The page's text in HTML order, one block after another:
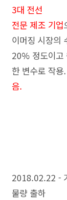
3대 전선
전문 제조 기업
이머징 시장의
20% 정도이고
한 변수로 작용.
음.
2018.02.22 -
물량 출하